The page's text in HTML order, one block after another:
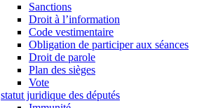
Sanctions
Droit à l’information
Code vestimentaire
Obligation de participer aux séances
Droit de parole
Plan des sièges
Vote
statut juridique des députés